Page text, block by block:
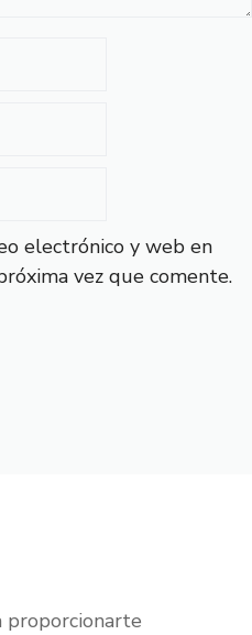
electrónico y web en
vez que comente.
proporcionarte